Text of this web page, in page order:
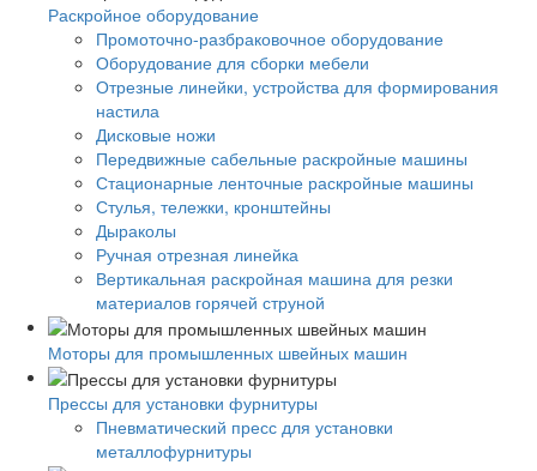
Раскройное оборудование
Промоточно-разбраковочное оборудование
Оборудование для сборки мебели
Отрезные линейки, устройства для формирования
настила
Дисковые ножи
Передвижные сабельные раскройные машины
Стационарные ленточные раскройные машины
Стулья, тележки, кронштейны
Дыраколы
Ручная отрезная линейка
Вертикальная раскройная машина для резки
материалов горячей струной
Моторы для промышленных швейных машин
Прессы для установки фурнитуры
Пневматический пресс для установки
металлофурнитуры